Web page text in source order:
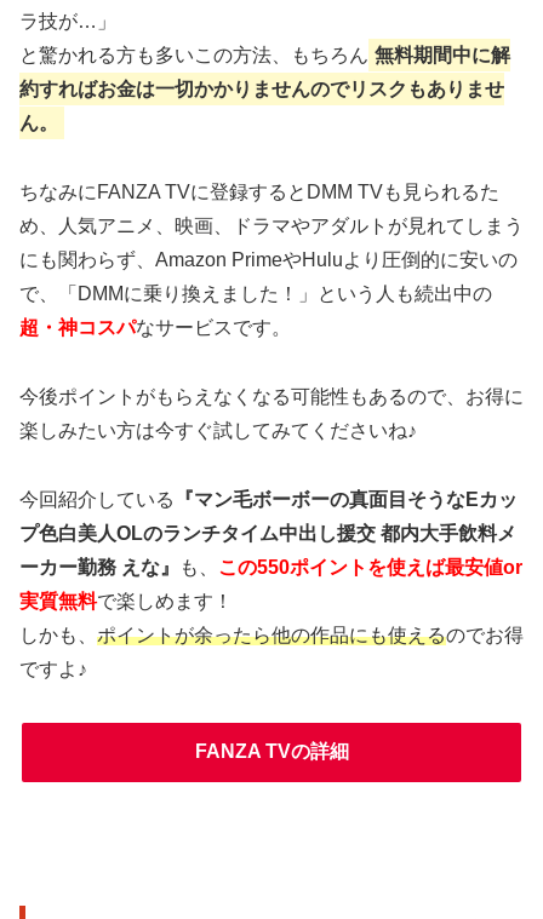
ラ技が…」
と驚かれる方も多いこの方法、もちろん 無料期間中に解
約すればお金は一切かかりませんのでリスクもありませ
ん。
ちなみにFANZA TVに登録するとDMM TVも見られるた
め、人気アニメ、映画、ドラマやアダルトが見れてしまう
にも関わらず、Amazon PrimeやHuluより圧倒的に安いの
で、「DMMに乗り換えました！」という人も続出中の
超・神コスパなサービスです。
今後ポイントがもらえなくなる可能性もあるので、お得に
楽しみたい方は今すぐ試してみてくださいね♪
今回紹介している
『マン毛ボーボーの真面目そうなEカッ
プ色白美人OLのランチタイム中出し援交 都内大手飲料メ
ーカー勤務 えな』
も、 この550ポイントを使えば最安値or
実質無料で楽しめます！
しかも、 ポイントが余ったら他の作品にも使えるのでお得
ですよ♪
FANZA TVの詳細